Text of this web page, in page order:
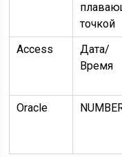
точкой
Access
Дата/
Время
Oracle